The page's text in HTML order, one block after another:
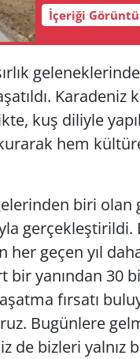
İçeriği
kuş diliyle
hem
biri olan
her geçen yıl
yanından 30
fırsatı
Bugünlere
de bizleri yalnız